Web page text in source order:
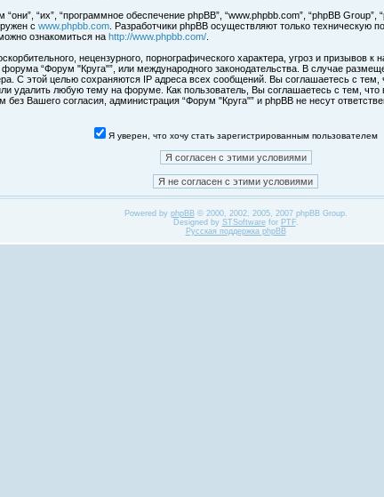
“их”, “программное обеспечение phpBB”, “www.phpbb.com”, “phpBB Group”,
с www.phpbb.com . Разработчики phpBB осуществляют только
ознакомиться на http://www.phpbb.com/
нецензурного, порнографического характера, угроз и
форума “Форум "Круга"”, или международного законодательства. В случае
С этой целью сохраняются IP адреса всех сообщений. Вы соглашаетесь с
удалить любую тему на форуме. Как пользователь, Вы соглашаетесь с тем,
Вашего согласия, администрация “Форум "Круга"” и phpBB не несут
Я уверен, что хочу стать зарегистрированным пользователем
Powered by phpBB© 2000, 2002, 2005, 2007 phpBB Group.
Designed by STSoftwarefor PTF.
Русская поддержка phpBB